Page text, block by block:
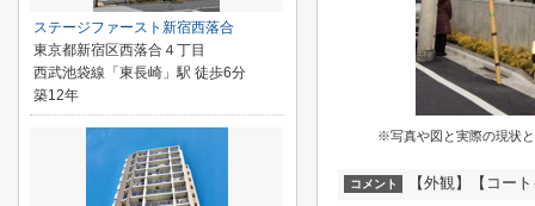
※写真や図と実際の現状
コメント 【外観】【コー
ステージファースト新宿西落合
東京都新宿区西落合４丁目
西武池袋線「東長崎」駅 徒歩6分
築12年